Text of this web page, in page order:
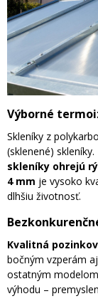
Výborné
Skleníky z
(sklenené)
skleníky ohrejú
4 mm je vysoko
dlhšiu životnosť.
Kvalitná
bočným vzperám
ostatným
výhodu –